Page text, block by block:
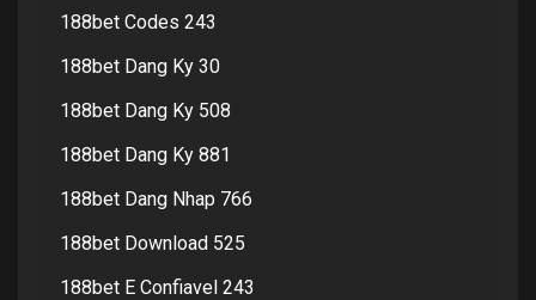
188bet Codes 243
188bet Dang Ky 30
188bet Dang Ky 508
188bet Dang Ky 881
188bet Dang Nhap 766
188bet Download 525
188bet E Confiavel 243